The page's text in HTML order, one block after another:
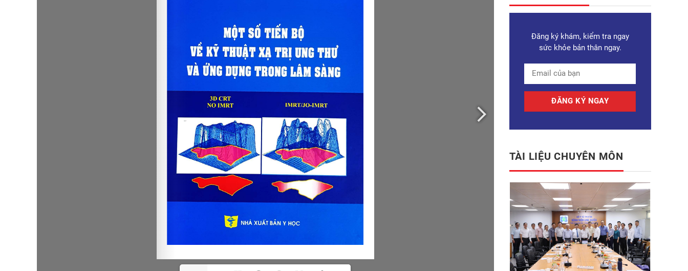
Đăng ký khám, kiểm tra ngay
sức khỏe bản thân ngay.
TÀI LIỆU CHUYÊN MÔN